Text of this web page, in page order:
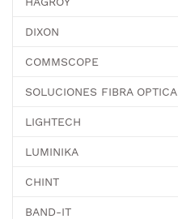
DIXON
COMMSCOPE
SOLUCIONES FIBRA OPTICA
LIGHTECH
LUMINIKA
CHINT
BAND-IT